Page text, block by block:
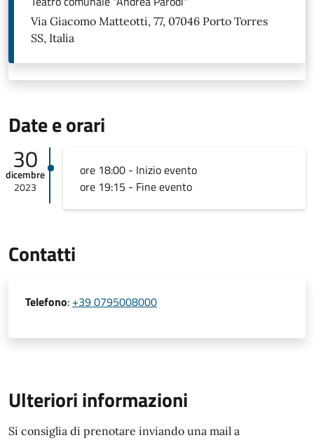
Via Giacomo Matteotti, 77, 07046 Porto Torres
SS, Italia
Date e orari
30
dicembre
2023
ore 18:00 - Inizio evento
ore 19:15 - Fine evento
Contatti
Telefono: +39 0795008000
Ulteriori informazioni
Si consiglia di prenotare inviando una mail a